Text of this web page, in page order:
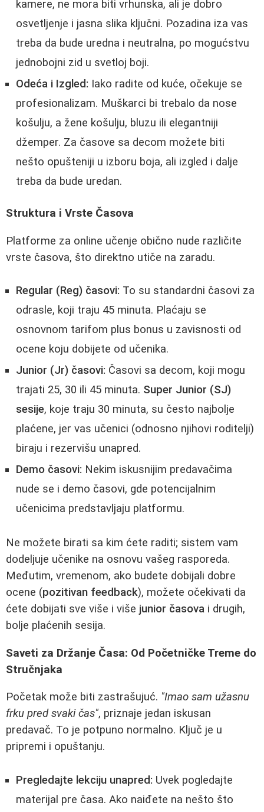
kamere, ne mora biti vrhunska, ali je dobro
osvetljenje i jasna slika ključni. Pozadina iza vas
treba da bude uredna i neutralna, po mogućstvu
jednobojni zid u svetloj boji.
Odeća i Izgled: Iako radite od kuće, očekuje se
profesionalizam. Muškarci bi trebalo da nose
košulju, a žene košulju, bluzu ili elegantniji
džemper. Za časove sa decom možete biti
nešto opušteniji u izboru boja, ali izgled i dalje
treba da bude uredan.
Struktura i Vrste Časova
Platforme za online učenje obično nude različite
vrste časova, što direktno utiče na zaradu.
Regular (Reg) časovi: To su standardni časovi za
odrasle, koji traju 45 minuta. Plaćaju se
osnovnom tarifom plus bonus u zavisnosti od
ocene koju dobijete od učenika.
Junior (Jr) časovi: Časovi sa decom, koji mogu
trajati 25, 30 ili 45 minuta. Super Junior (SJ)
sesije, koje traju 30 minuta, su često najbolje
plaćene, jer vas učenici (odnosno njihovi roditelji)
biraju i rezervišu unapred.
Demo časovi: Nekim iskusnijim predavačima
nude se i demo časovi, gde potencijalnim
učenicima predstavljaju platformu.
Ne možete birati sa kim ćete raditi; sistem vam
dodeljuje učenike na osnovu vašeg rasporeda.
Međutim, vremenom, ako budete dobijali dobre
ocene (pozitivan feedback), možete očekivati da
ćete dobijati sve više i više junior časova i drugih,
bolje plaćenih sesija.
Saveti za Držanje Časa: Od Početničke Treme do
Stručnjaka
Početak može biti zastrašujuć. "Imao sam užasnu
frku pred svaki čas", priznaje jedan iskusan
predavač. To je potpuno normalno. Ključ je u
pripremi i opuštanju.
Pregledajte lekciju unapred: Uvek pogledajte
materijal pre časa. Ako naiđete na nešto što